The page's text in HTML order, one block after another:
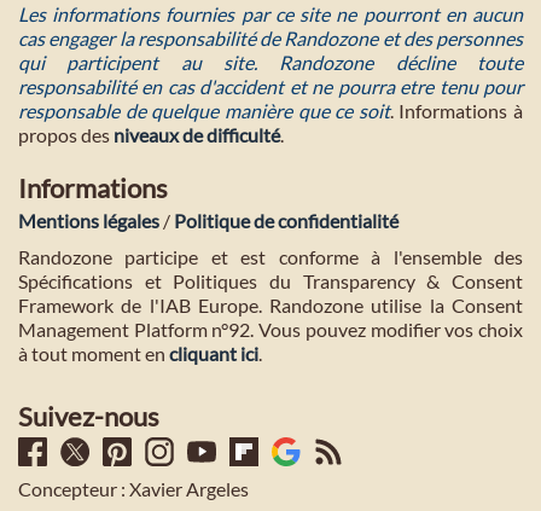
Les informations fournies par ce site ne pourront en aucun
cas engager la responsabilité de Randozone et des personnes
qui participent au site. Randozone décline toute
responsabilité en cas d'accident et ne pourra etre tenu pour
responsable de quelque manière que ce soit. Informations à
propos des niveaux de difficulté.
Informations
Mentions légales / Politique de confidentialité
Randozone participe et est conforme à l'ensemble des
Spécifications et Politiques du Transparency & Consent
Framework de l'IAB Europe. Randozone utilise la Consent
Management Platform n°92. Vous pouvez modifier vos choix
à tout moment en cliquant ici.
Suivez-nous
Concepteur : Xavier Argeles